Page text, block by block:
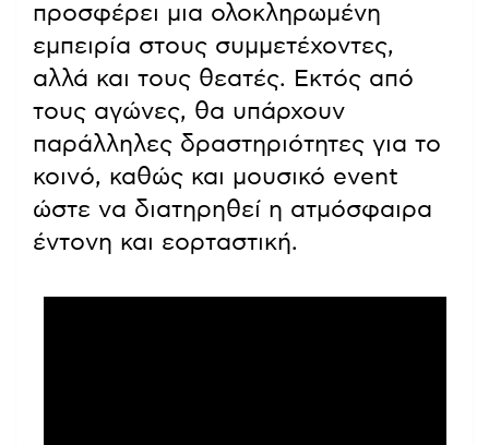
προσφέρει μια ολοκληρωμένη
εμπειρία στους συμμετέχοντες,
αλλά και τους θεατές. Εκτός από
τους αγώνες, θα υπάρχουν
παράλληλες δραστηριότητες για το
κοινό, καθώς και μουσικό event
ώστε να διατηρηθεί η ατμόσφαιρα
έντονη και εορταστική.